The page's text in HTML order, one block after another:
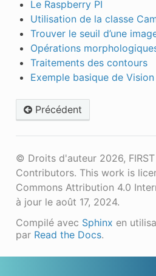
Le Raspberry PI
Utilisation de la classe
Trouver le seuil d’une
Opérations
Traitements des contours
Exemple basique de Vision
Précédent
© Droits d'auteur 2026,
Contributors. This work is
Commons Attribution 4.0
à jour le août 17, 2024.
Compilé avec Sphinx en
par Read the Docs.